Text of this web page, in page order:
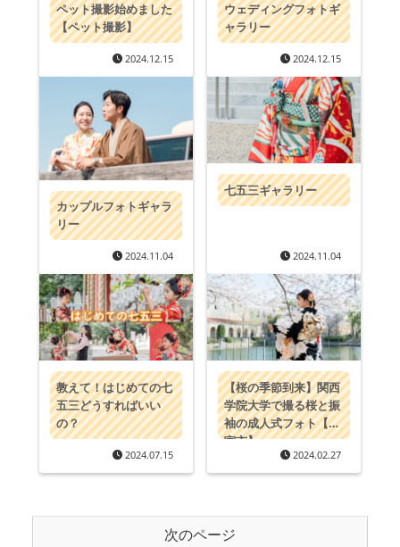
ペット撮影始めました
【ペット撮影】
2024.12.15
ウェディングフォトギ
ャラリー
2024.12.15
カップルフォトギャラ
リー
2024.11.04
七五三ギャラリー
2024.11.04
教えて！はじめての七
五三どうすればいい
の？
2024.07.15
【桜の季節到来】関西
学院大学で撮る桜と振
袖の成人式フォト【西
宮市】
2024.02.27
次のページ